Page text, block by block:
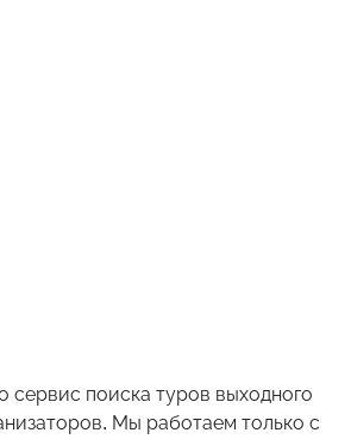
сервис поиска туров выходного
Мы работаем только с